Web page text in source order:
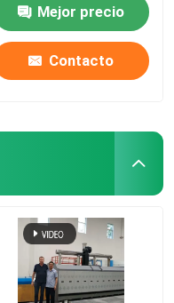
Mejor precio
Contacto